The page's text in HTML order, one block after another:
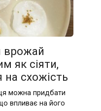
врожай
як сіяти,
на схожість
можна придбати
впливає на його